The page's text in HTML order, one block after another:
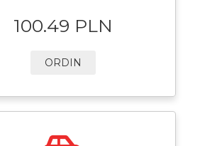
100.49 PLN
ORDIN